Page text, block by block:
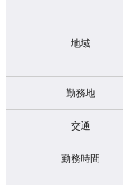
地域
勤務地
交通
勤務時間